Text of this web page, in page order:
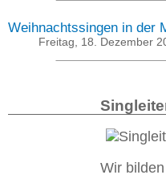
Weihnachtssingen in der
Freitag, 18. Dezember
Wir